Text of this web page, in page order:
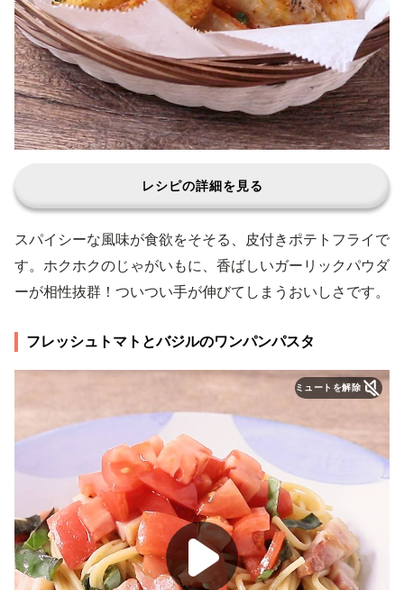
レシピの詳細を見る
スパイシーな風味が食欲をそそる、皮付きポテトフライで
す。ホクホクのじゃがいもに、香ばしいガーリックパウダ
ーが相性抜群！ついつい手が伸びてしまうおいしさです。
フレッシュトマトとバジルのワンパンパスタ
ミュートを解除